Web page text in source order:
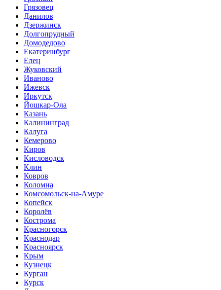
Грязовец
Данилов
Дзержинск
Долгопрудный
Домодедово
Екатеринбург
Елец
Жуковский
Иваново
Ижевск
Иркутск
Йошкар-Ола
Казань
Калининград
Калуга
Кемерово
Киров
Кисловодск
Клин
Ковров
Коломна
Комсомольск-на-Амуре
Копейск
Королёв
Кострома
Красногорск
Краснодар
Красноярск
Крым
Кузнецк
Курган
Курск